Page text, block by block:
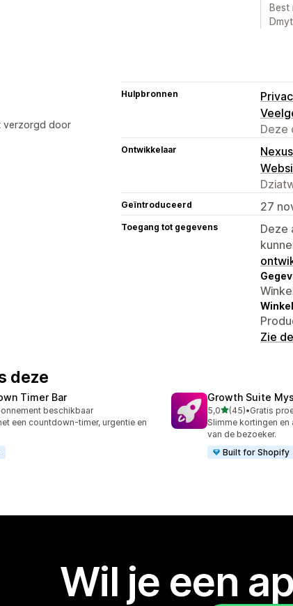
Best
verzorgd door
Hulpbronnen
Deze
Ontwikkelaar
Geïntroduceerd 27
Toegang tot gegevens
Deze
Zie
deze
Timer Bar
beschikbaar
een countdown-timer, urgentie en
Growth Suite
5,0van 5 sterren
(45)
45 recensies in totaal
•Gratis
Slimme kortingen
van de bezoeker.
Built for Shopify
Wil je een